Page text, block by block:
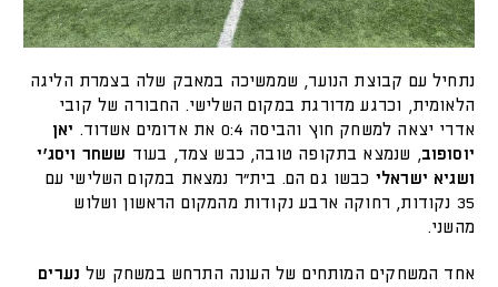
נתחיל עם קבוצת הנוער, שממשיכה במאבק שלה בצמרת הליגה
הלאומית, וכרגע מדורגת במקום השלישי. החבורה של קובי
אדרי יצאה למשחק חוץ והביסה 0:4 את אדומים אשדוד.
יאן
יוסופוב, שנמצא בתקופה טובה, כבש צמד, בעוד ששחר ויסג'י
ושגיא ישראלי כבשו גם הם. בית"ר נמצאת במקום השלישי עם
35 נקודות, רחוקה ארבע נקודות מהמקום הראשון ושלוש
מהשני.
אחד המשחקים המותחים של העונה התרחש במשחק של נערים